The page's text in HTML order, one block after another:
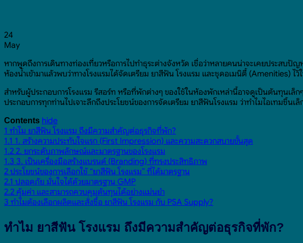
24
May
หากพูดถึงการเดินทางท่องเที่ยวหรือการไปทำธุระต่างจังหวัด เชื่อว่าหลายคนน่าจะเคยประสบ
ห้องน้ำเข้ามาแล้วพบว่าทางโรงแรมได้จัดเตรียม ยาสีฟัน โรงแรม และชุดอเมนิตี้ (Amenities)
สำหรับผู้ประกอบการโรงแรม รีสอร์ท หรือที่พักต่างๆ ของใช้ในห้องพักเหล่านี้อาจดูเป็นต้นทุนเล็
ประกอบการทุกท่านไปเจาะลึกถึงประโยชน์ของการจัดเตรียม ยาสีฟันโรงแรม ว่าทำไมไอเทมชิ้
Contents hide
1 ทำไม ยาสีฟัน โรงแรม ถึงมีความสำคัญต่อธุรกิจที่พัก?
1.1 1. สร้างความประทับใจแรก (First Impression) และความสะดวกสบายขั้นสุด
1.2 2. ยกระดับภาพลักษณ์และมาตรฐานของโรงแรม
1.3 3. เป็นเครื่องมือสร้างแบรนด์ (Branding) ที่ทรงประสิทธิภาพ
2 ประโยชน์ของการเลือกใช้ “ยาสีฟัน โรงแรม” ที่ได้มาตรฐาน
2.1 ปลอดภัย มั่นใจได้ด้วยมาตรฐาน GMP
2.2 คุ้มค่า และสามารถควบคุมต้นทุนได้อย่างแม่นยำ
3 ทำไมต้องเลือกผลิตและสั่งซื้อ ยาสีฟัน โรงแรม กับ PSA Supply?
ทำไม ยาสีฟัน โรงแรม ถึงมีความสำคัญต่อธุรกิจที่พัก?